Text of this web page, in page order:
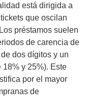
está dirigida a
que oscilan
préstamos suelen
de carencia de
dos dígitos y un
y 25%). Este
por el mayor
de